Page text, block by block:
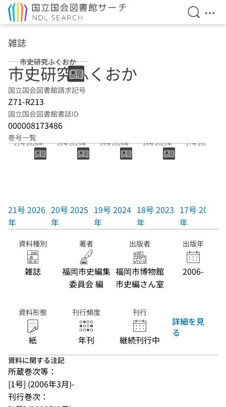
検索を
メ
雑誌
市史研究ふくおか
市史研究ふくおか
国立国会図書館請求記号
Z71-R213
国立国会図書館書誌ID
000008173486
巻号一覧
21号 2026年
21号 2026
年
20号 2025年
20号 2025
年
19号 2024年
19号 2024
年
18号 2023年
18号 2023
年
17号 2022年
17号 2022
年
資料種別
雑誌
著者
福岡市史編集
委員会 編
出版者
福岡市博物館
市史編さん室
出版年
2006-
資料形態
紙
刊行頻度
年刊
刊行
継続刊行中
詳細を見
る
資料に関する注記
所蔵巻次等：
[1号] (2006年3月)-
刊行巻次：